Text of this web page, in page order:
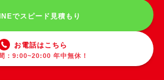
でスピード見積もり
お電話はこちら
：9:00~20:00 年中無休！